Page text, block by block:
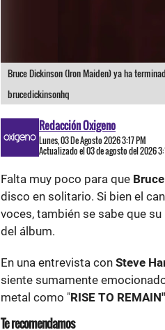
Bruce Dickinson (Iron Maiden) ya ha
brucedickinsonhq
Redacción Oxigeno
Lunes, 03 De Agosto 2026 3:17 PM
Actualizado el 03 de agosto del 2026
Falta muy poco para que
disco en solitario. Si bien el
voces, también se sabe que
del álbum.
En una entrevista con Steve
siente sumamente
metal como "RISE TO REMAIN"
Te recomendamos